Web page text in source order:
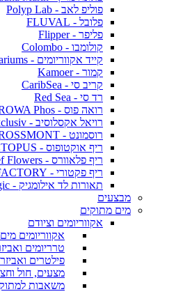
פוליפ לאב - Polyp Lab
פלובל - FLUVAL
פליפר - Flipper
קולומבו - Colombo
קייד אקווריומים - CADE Aquariums
קמור - Kamoer
קריב סי - CaribSea
רד סי - Red Sea
רואה פוס - ROWA Phos
רויאל אקסלוסיב - Royal Exclusiv
רוסמונט - ROSSMONT
ריף אוקטופוס - REEF OCTOPUS
ריף פלאוורס - Reef Flowers
ריף פקטורי - REEF FACTORY
תאורות לד אילומגיק - Illumagic
מבצעים
מים מתוקים
אקווריומים וציודם
אקווריומים
טרריומים
פילטרים
מצעים, חול
משאבות